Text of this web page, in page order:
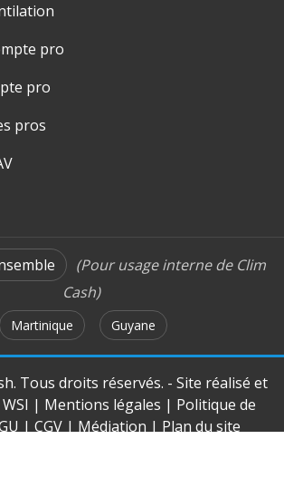
pro
pro
pros
(Pour usage interne de Clim
Cash)
Martinique Guyane
Tous droits réservés. - Site réalisé et
WSI | Mentions légales | Politique de
| CGV | Médiation | Plan du site